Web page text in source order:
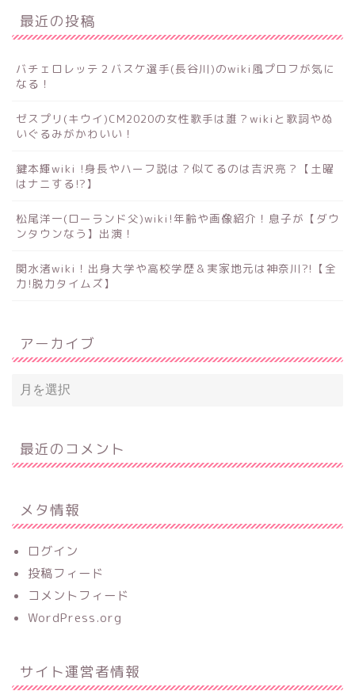
最近の投稿
バチェロレッテ２バスケ選手(長谷川)のwiki風プロフが気に
なる！
ゼスプリ(キウイ)CM2020の女性歌手は誰？wikiと歌詞やぬ
いぐるみがかわいい！
鍵本輝wiki !身長やハーフ説は？似てるのは吉沢亮？【土曜
はナニする!?】
松尾洋一(ローランド父)wiki!年齢や画像紹介！息子が【ダウ
ンタウンなう】出演！
関水渚wiki！出身大学や高校学歴＆実家地元は神奈川?!【全
力!脱力タイムズ】
アーカイブ
最近のコメント
メタ情報
ログイン
投稿フィード
コメントフィード
WordPress.org
サイト運営者情報